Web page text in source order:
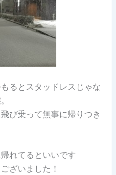
るとスタッドレスじゃな
び乗って無事に帰りつき
れてるといいです
ざいました！